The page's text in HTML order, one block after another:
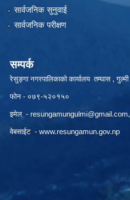
सार्वजनिक सुनुवाई
सार्वजनिक परीक्षण
सम्पर्क
रेसुङ्गा नगरपालिकाको कार्यालय तम्घास , गुल्मी
फोन - ०७९-५२०१५०
इमेल - resungamungulmi@gmail.com,
वेबसाईट - www.resungamun.gov.np